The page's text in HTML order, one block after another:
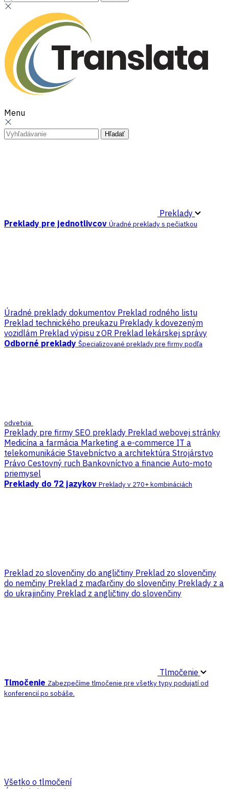
Menu
Preklady
Preklady pre jednotlivcov Úradné preklady s pečiatkou
Úradné preklady dokumentov Preklad rodného listu
Preklad technického preukazu Preklady k dovezeným
vozidlám Preklad výpisu z OR Preklad lekárskej správy
Odborné preklady Špecializované preklady pre firmy podľa
odvetvia
Preklady pre firmy SEO preklady Preklad webovej stránky
Medicína a farmácia Marketing a e-commerce IT a
telekomunikácie Stavebníctvo a architektúra Strojárstvo
Právo Cestovný ruch Bankovníctvo a financie Auto-moto
priemysel
Preklady do 72 jazykov Preklady v 270+ kombináciách
Preklad zo slovenčiny do angličtiny Preklad zo slovenčiny
do nemčiny Preklad z maďarčiny do slovenčiny Preklady z a
do ukrajinčiny Preklad z angličtiny do slovenčiny
Tlmočenie
Tlmočenie Zabezpečíme tlmočenie pre všetky typy podujatí od
konferencií po sobáše.
Všetko o tlmočení